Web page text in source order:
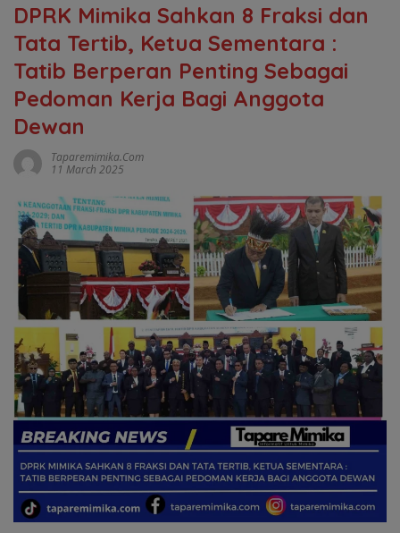
DPRK Mimika Sahkan 8 Fraksi dan
Tata Tertib, Ketua Sementara :
Tatib Berperan Penting Sebagai
Pedoman Kerja Bagi Anggota
Dewan
Taparemimika.com
11 March 2025